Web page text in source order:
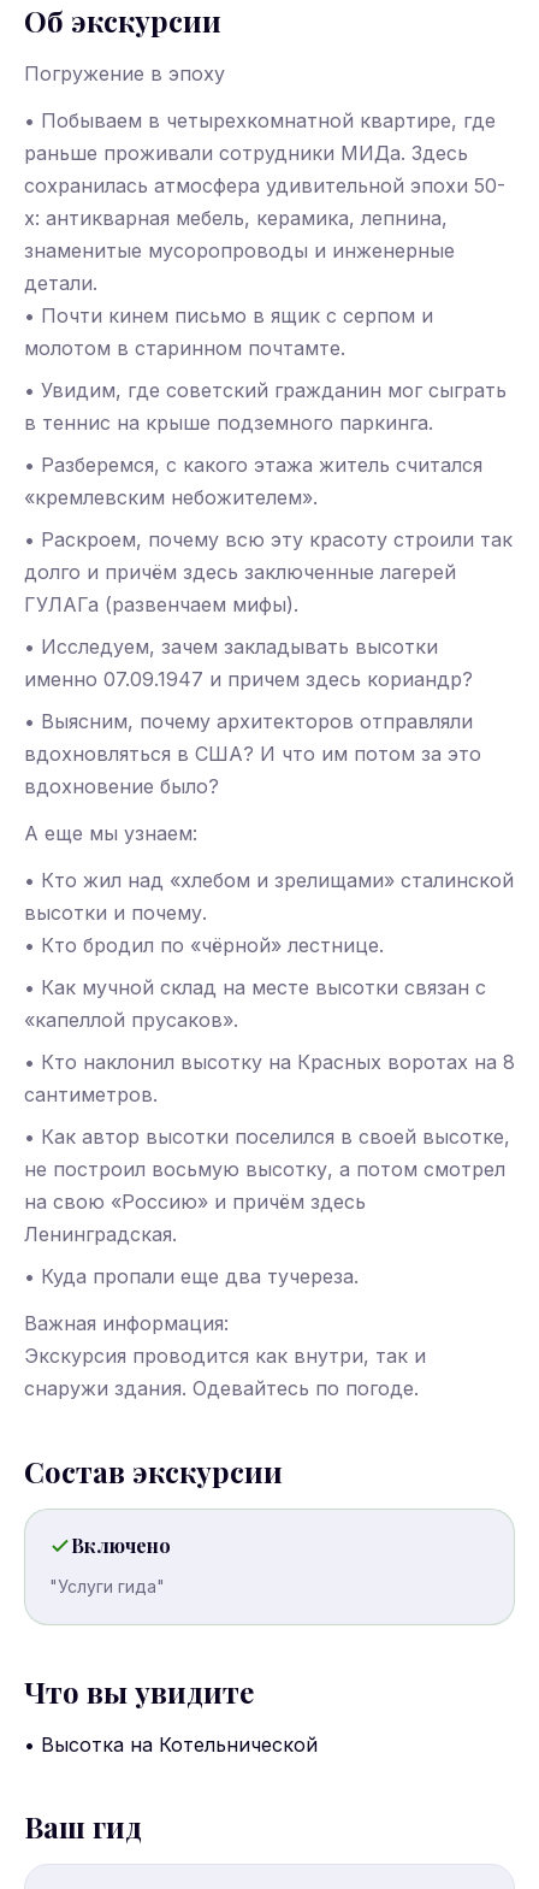
Об экскурсии
Погружение в эпоху
• Побываем в четырехкомнатной квартире, где
раньше проживали сотрудники МИДа. Здесь
сохранилась атмосфера удивительной эпохи 50-
х: антикварная мебель, керамика, лепнина,
знаменитые мусоропроводы и инженерные
детали.
• Почти кинем письмо в ящик с серпом и
молотом в старинном почтамте.
• Увидим, где советский гражданин мог сыграть
в теннис на крыше подземного паркинга.
• Разберемся, с какого этажа житель считался
«кремлевским небожителем».
• Раскроем, почему всю эту красоту строили так
долго и причём здесь заключенные лагерей
ГУЛАГа (развенчаем мифы).
• Исследуем, зачем закладывать высотки
именно 07.09.1947 и причем здесь кориандр?
• Выясним, почему архитекторов отправляли
вдохновляться в США? И что им потом за это
вдохновение было?
А еще мы узнаем:
• Кто жил над «хлебом и зрелищами» сталинской
высотки и почему.
• Кто бродил по «чёрной» лестнице.
• Как мучной склад на месте высотки связан с
«капеллой прусаков».
• Кто наклонил высотку на Красных воротах на 8
сантиметров.
• Как автор высотки поселился в своей высотке,
не построил восьмую высотку, а потом смотрел
на свою «Россию» и причём здесь
Ленинградская.
• Куда пропали еще два тучереза.
Важная информация:
Экскурсия проводится как внутри, так и
снаружи здания. Одевайтесь по погоде.
Состав экскурсии
Включено
"Услуги гида"
Что вы увидите
• Высотка на Котельнической
Ваш гид